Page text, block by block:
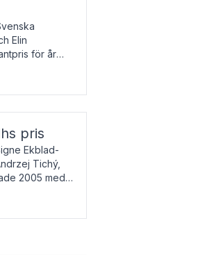
Elin
för år
fram
pris
Ekblad-
Tichý,
2005 med